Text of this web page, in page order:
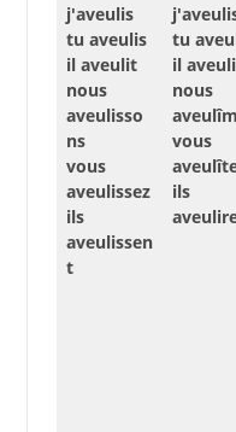
j'aveulis
tu aveulis
il aveulit
nous
aveulisso
ns
vous
aveulissez
ils
aveulissen
t
tu
il
nous
vous
ils